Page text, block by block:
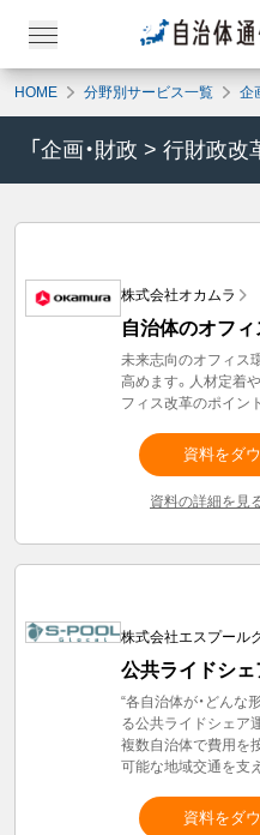
HOME 分野別サービス一覧 企
「 企画・財政 > 行財政改
株式会社オカムラ
自治体のオフ
未来志向のオフィス
高めます。人材定着
フィス改革のポイン
資料をダ
資料の詳細を見
株式会社エスプール
公共ライドシ
“各自治体が・どんな
る公共ライドシェア
複数自治体で費用を
可能な地域交通を支
資料をダ